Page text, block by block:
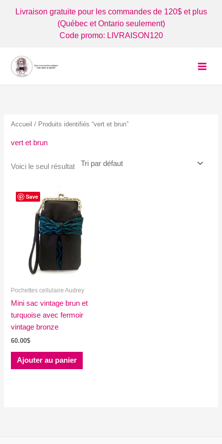
Livraison gratuite pour les commandes de 120$ et plus
(Québec et Ontario seulement)
Code promo: LIVRAISON120
Accueil / Produits identifiés “vert et brun”
vert et brun
Voici le seul résultat
Save
Pochettes cellulaire Audrey
Mini sac vintage brun et
turquoise avec fermoir
vintage bronze
60.00$
Ajouter au panier